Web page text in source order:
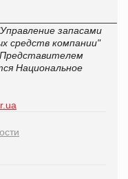
запасами
средств компании"
Национальное